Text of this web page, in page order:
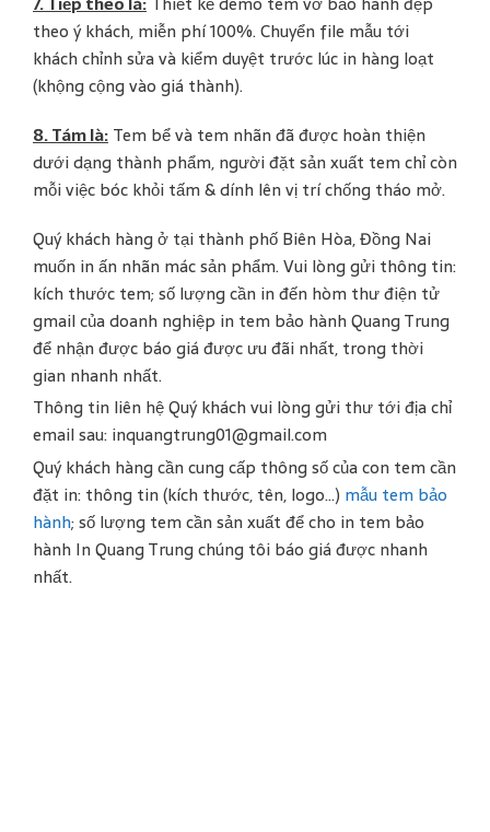
theo ý khách, miễn phí 100%. Chuyển file mẫu tới
khách chỉnh sửa và kiểm duyệt trước lúc in hàng loạt
(khộng cộng vào giá thành).
8. Tám là: Tem bể và tem nhãn đã được hoàn thiện
dưới dạng thành phẩm, người đặt sản xuất tem chỉ còn
mỗi việc bóc khỏi tấm & dính lên vị trí chống tháo mở.
Quý khách hàng ở tại thành phố Biên Hòa, Đồng Nai
muốn in ấn nhãn mác sản phẩm. Vui lòng gửi thông tin:
kích thước tem; số lượng cần in đến hòm thư điện tử
gmail của doanh nghiệp in tem bảo hành Quang Trung
để nhận được báo giá được ưu đãi nhất, trong thời
gian nhanh nhất.
Thông tin liên hệ Quý khách vui lòng gửi thư tới địa chỉ
email sau: inquangtrung01@gmail.com
Quý khách hàng cần cung cấp thông số của con tem cần
đặt in: thông tin (kích thước, tên, logo…) mẫu tem bảo
hành; số lượng tem cần sản xuất để cho in tem bảo
hành In Quang Trung chúng tôi báo giá được nhanh
nhất.